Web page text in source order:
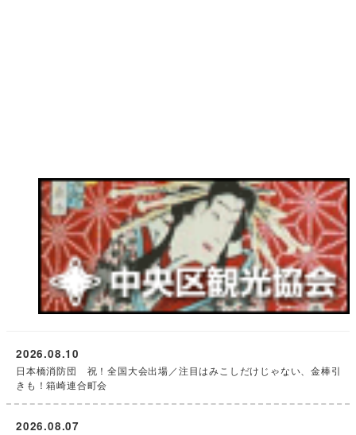
日本橋消防団 祝！全国大会出場／注目はみこしだけじゃない、金棒引
きも！箱崎連合町会
2026.08.10
2026.08.07